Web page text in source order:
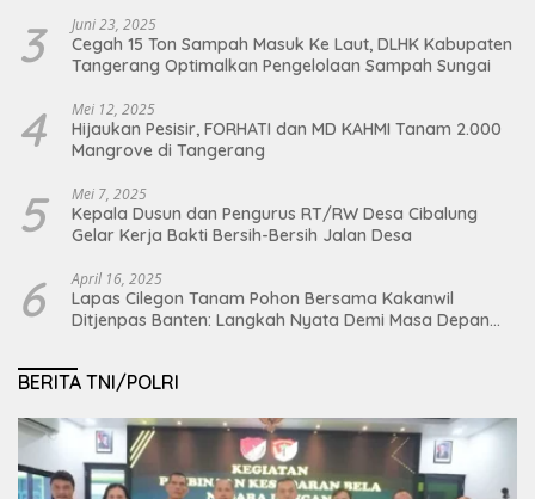
3 Juni 23, 2025
Cegah 15 Ton Sampah Masuk Ke Laut, DLHK Kabupaten
Tangerang Optimalkan Pengelolaan Sampah Sungai
4 Mei 12, 2025
Hijaukan Pesisir, FORHATI dan MD KAHMI Tanam 2.000
Mangrove di Tangerang
5 Mei 7, 2025
Kepala Dusun dan Pengurus RT/RW Desa Cibalung
Gelar Kerja Bakti Bersih-Bersih Jalan Desa
6 April 16, 2025
Lapas Cilegon Tanam Pohon Bersama Kakanwil
Ditjenpas Banten: Langkah Nyata Demi Masa Depan
BERITA TNI/POLRI